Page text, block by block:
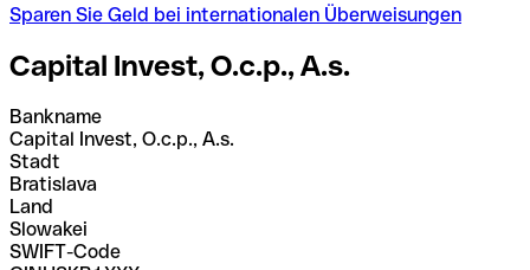
Sparen Sie Geld bei internationalen Überweisungen
Capital Invest, O.c.p., A.s.
Bankname
Capital Invest, O.c.p., A.s.
Stadt
Bratislava
Land
Slowakei
SWIFT-Code